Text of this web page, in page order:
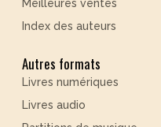
Meilleures ventes
Index des auteurs
Autres formats
Livres numériques
Livres audio